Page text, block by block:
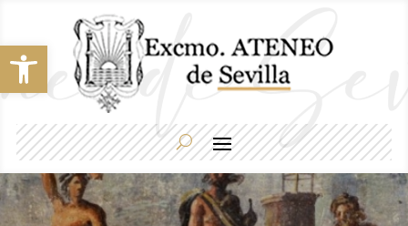
Abrir barra de herramientas